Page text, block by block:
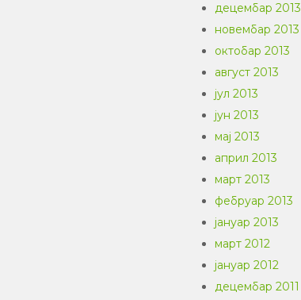
децембар 2013
новембар 2013
октобар 2013
август 2013
јул 2013
јун 2013
мај 2013
април 2013
март 2013
фебруар 2013
јануар 2013
март 2012
јануар 2012
децембар 2011